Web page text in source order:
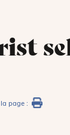
page :